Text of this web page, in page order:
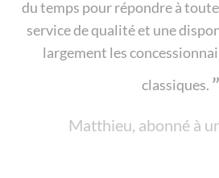
du temps pour répondre à
service de qualité et une
largement les
classiques.
Matthieu, abonné à
pu essayer deux véhicules et
plus adapté à mes besoins
d'abonnement full service.
maîtrisé. Plus de
Pierrine, abonnée à une